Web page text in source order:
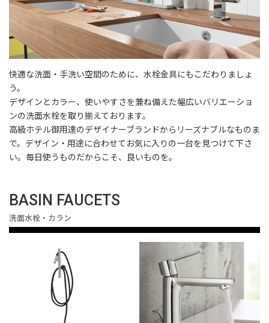
快適な洗面・手洗い空間のために、水栓金具にもこだわりましょ
う。
デザインとカラー、使いやすさを兼ね備えた幅広いバリエーショ
ンの洗面水栓を取り揃えております。
高級ホテル御用達のデザイナーブランドからリーズナブルなものま
で。デザイン・用途に合わせてお気に入りの一台を見つけて下さ
い。毎日使うものだからこそ、良いものを。
BASIN FAUCETS
洗面水栓・カラン